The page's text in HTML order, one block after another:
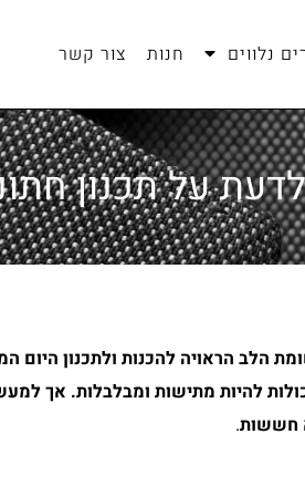
נלווים חנות צור קשר
על תכנון
הראויה להכנות ולתכנון היום
להיות מתישות ומבלבלות. אך
חששות.